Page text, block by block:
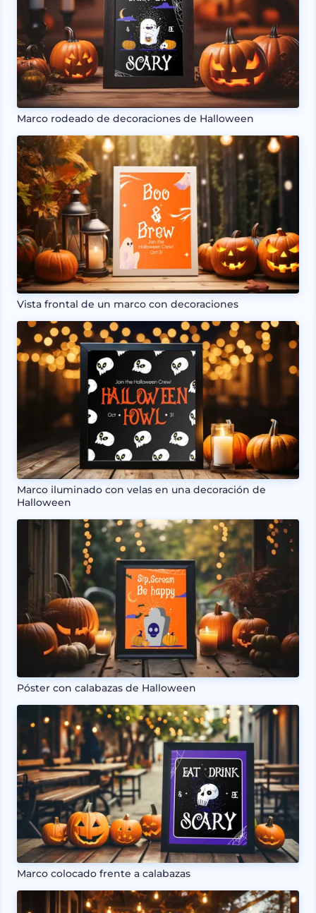
Marco rodeado de decoraciones de Halloween
Vista frontal de un marco con decoraciones
Marco iluminado con velas en una decoración de
Halloween
Póster con calabazas de Halloween
Marco colocado frente a calabazas